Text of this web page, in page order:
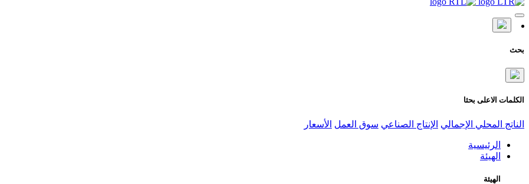
بحث
الكلمات الاعلى بحثا
الناتج المحلي الإجمالي الإنتاج الصناعي سوق العمل الأسعار
الرئيسية
الهيئة
الهيئة